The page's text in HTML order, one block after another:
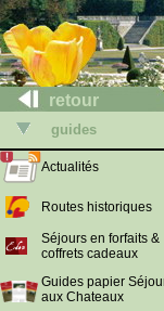
retour
guides
Actualités
Routes historiques
Séjours en forfaits &
coffrets cadeaux
Guides papier
aux Chateaux